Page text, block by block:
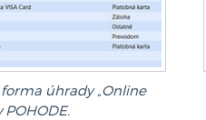
úhrady „Online
POHODE.